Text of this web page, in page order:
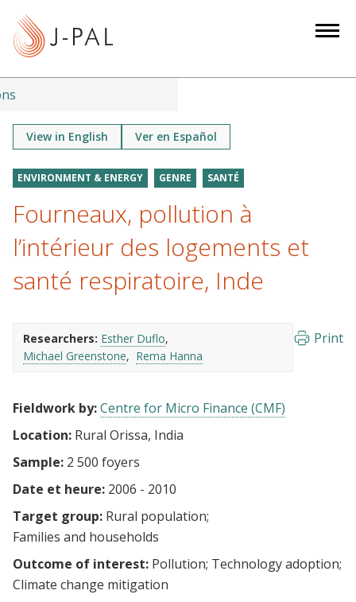
t
View in English Ver en Español
ENVIRONMENT & ENERGY GENRE SANTÉ
Fourneaux, pollution à
l’intérieur des logements et
santé respiratoire, Inde
Researchers: Esther Duflo
Michael Greenstone
Rema Hanna
Print
Fieldwork by:Centre for Micro Finance (CMF)
Location: Rural Orissa, India
Sample: 2 500 foyers
Date et heure: 2006 - 2010
Target group: Rural population
Families and households
Outcome of interest: Pollution Technology adoption
Climate change mitigation